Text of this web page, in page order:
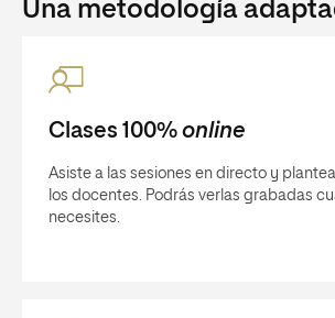
Una metodología
Clases 100% online
Asiste a las sesiones en directo y
los docentes. Podrás verlas grabadas
necesites.